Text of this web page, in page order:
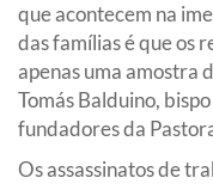
que acontecem na
das famílias é que os
apenas uma amostra
Tomás Balduino,
fundadores da
Os assassinatos de